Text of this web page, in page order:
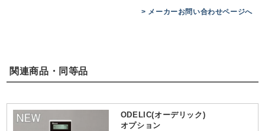
> メーカーお問い合わせページへ
関連商品・同等品
ODELIC(オーデリック)
オプション